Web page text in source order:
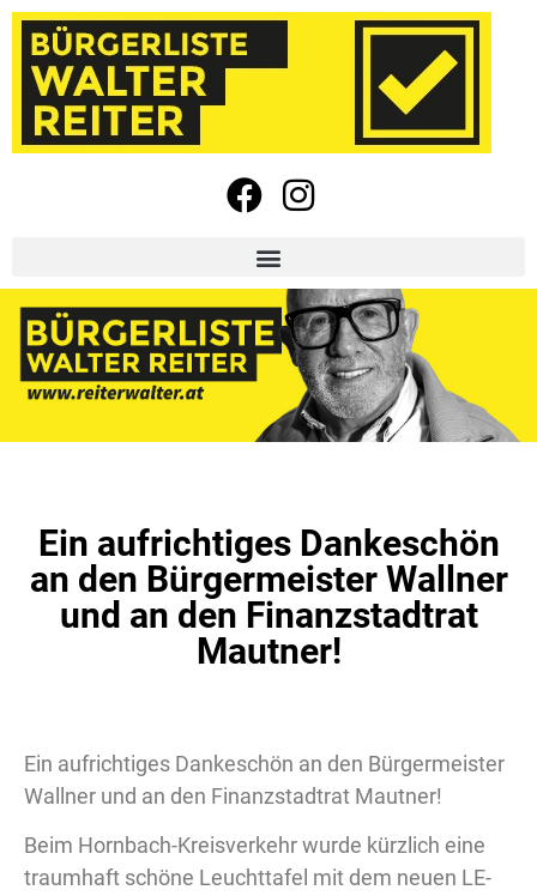
Ein aufrichtiges Dankeschön
an den Bürgermeister Wallner
und an den Finanzstadtrat
Mautner!
Ein aufrichtiges Dankeschön an den Bürgermeister
Wallner und an den Finanzstadtrat Mautner!
Beim Hornbach-Kreisverkehr wurde kürzlich eine
traumhaft schöne Leuchttafel mit dem neuen LE-